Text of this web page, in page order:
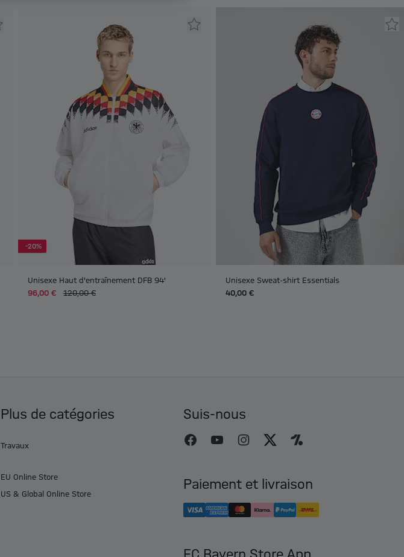
-20%
Unisexe Haut d'entraînement DFB 94'
96,00 €
120,00 €
Unisexe Sweat-shirt Essentials
40,00 €
Plus de catégories
Travaux
EU Online Store
US & Global Online Store
Suis-nous
Paiement et livraison